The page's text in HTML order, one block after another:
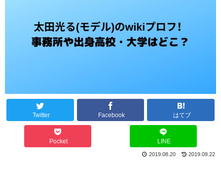
Twitter Facebook はてブ
Pocket LINE
2019.09.22
2019.08.20